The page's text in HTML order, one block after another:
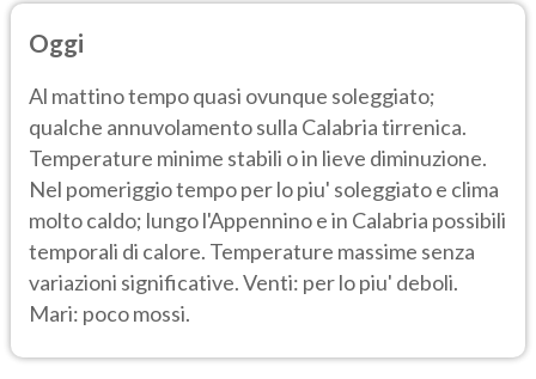
Oggi
Al mattino tempo quasi ovunque soleggiato;
qualche annuvolamento sulla Calabria tirrenica.
Temperature minime stabili o in lieve diminuzione.
Nel pomeriggio tempo per lo piu' soleggiato e clima
molto caldo; lungo l'Appennino e in Calabria possibili
temporali di calore. Temperature massime senza
variazioni significative. Venti: per lo piu' deboli.
Mari: poco mossi.